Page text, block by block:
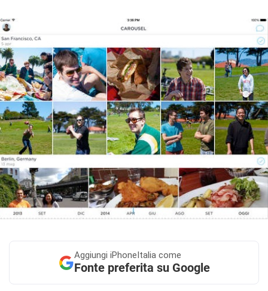
Aggiungi iPhoneItalia come
Fonte preferita su Google